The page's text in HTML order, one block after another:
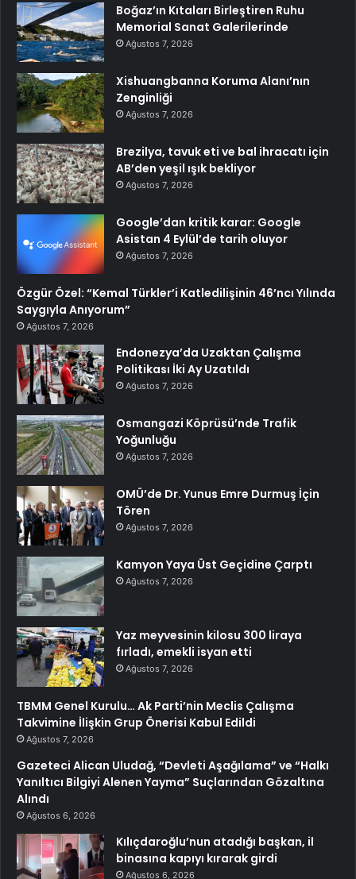
Boğaz’ın Kıtaları Birleştiren Ruhu
Memorial Sanat Galerilerinde
Ağustos 7, 2026
Xishuangbanna Koruma Alanı’nın
Zenginliği
Ağustos 7, 2026
Brezilya, tavuk eti ve bal ihracatı için
AB’den yeşil ışık bekliyor
Ağustos 7, 2026
Google’dan kritik karar: Google
Asistan 4 Eylül’de tarih oluyor
Ağustos 7, 2026
Özgür Özel: “Kemal Türkler’i Katledilişinin 46’ncı Yılında
Saygıyla Anıyorum”
Ağustos 7, 2026
Endonezya’da Uzaktan Çalışma
Politikası İki Ay Uzatıldı
Ağustos 7, 2026
Osmangazi Köprüsü’nde Trafik
Yoğunluğu
Ağustos 7, 2026
OMÜ’de Dr. Yunus Emre Durmuş İçin
Tören
Ağustos 7, 2026
Kamyon Yaya Üst Geçidine Çarptı
Ağustos 7, 2026
Yaz meyvesinin kilosu 300 liraya
fırladı, emekli isyan etti
Ağustos 7, 2026
TBMM Genel Kurulu… Ak Parti’nin Meclis Çalışma
Takvimine İlişkin Grup Önerisi Kabul Edildi
Ağustos 7, 2026
Gazeteci Alican Uludağ, “Devleti Aşağılama” ve “Halkı
Yanıltıcı Bilgiyi Alenen Yayma” Suçlarından Gözaltına
Alındı
Ağustos 6, 2026
Kılıçdaroğlu’nun atadığı başkan, il
binasına kapıyı kırarak girdi
Ağustos 6, 2026